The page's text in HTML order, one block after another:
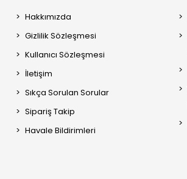
Hakkımızda
Gizlilik Sözleşmesi
Kullanıcı Sözleşmesi
İletişim
Sıkça Sorulan Sorular
Sipariş Takip
Havale Bildirimleri